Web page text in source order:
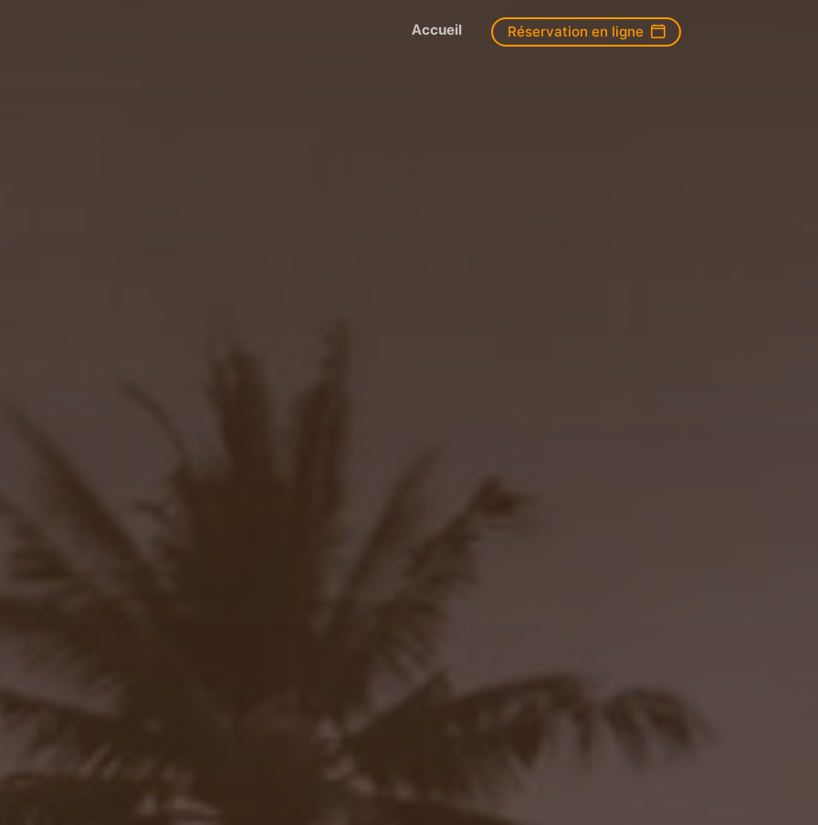
Accueil Réservation en ligne